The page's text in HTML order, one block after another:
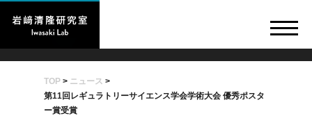
TOP> ニュース >
第11回レギュラトリーサイエンス学会学術大会 優秀ポスタ
ー賞受賞